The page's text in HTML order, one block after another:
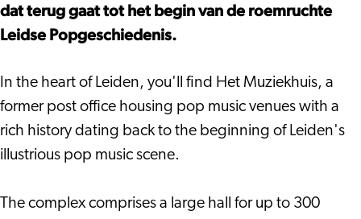
dat terug gaat tot het begin van de roemruchte
Leidse Popgeschiedenis.
In the heart of Leiden, you'll find Het Muziekhuis, a
former post office housing pop music venues with a
rich history dating back to the beginning of Leiden's
illustrious pop music scene.
The complex comprises a large hall for up to 300